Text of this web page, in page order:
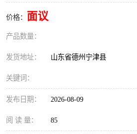
价格： 面议
产品数量：
发货地址： 山东省德州宁津县
关键词：
发布日期： 2026-08-09
阅 读 量： 85